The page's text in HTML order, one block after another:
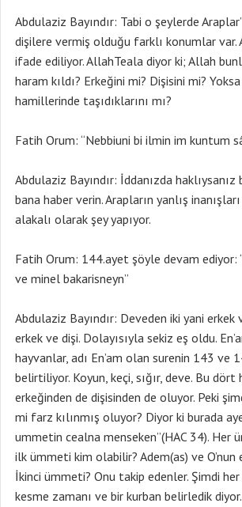
Abdulaziz Bayındır: Tabi o şeylerde
dişilere vermiş olduğu farklı konumlar var.
ifade ediliyor. AllahTeala diyor ki; Allah
haram kıldı? Erkeğini mi? Dişisini mi?
hamillerinde taşıdıklarını mı?
Fatih Orum: “Nebbiuni bi ilmin im kuntum
Abdulaziz Bayındır: İddanızda
bana haber verin. Arapların yanlış
alakalı olarak şey yapıyor.
Fatih Orum: 144.ayet şöyle devam ediyor:
ve minel bakarisneyn”
Abdulaziz Bayındır: Deveden iki yani erkek
erkek ve dişi. Dolayısıyla sekiz eş oldu.
hayvanlar, adı En’am olan surenin 143 ve
belirtiliyor. Koyun, keçi, sığır, deve. Bu dört
erkeğinden de dişisinden de oluyor. Peki
mi farz kılınmış oluyor? Diyor ki burada
ummetin cealna menseken”(HAC 34). Her
ilk ümmeti kim olabilir? Adem(as) ve O’nun
İkinci ümmeti? Onu takip edenler. Şimdi
kesme zamanı ve bir kurban belirledik